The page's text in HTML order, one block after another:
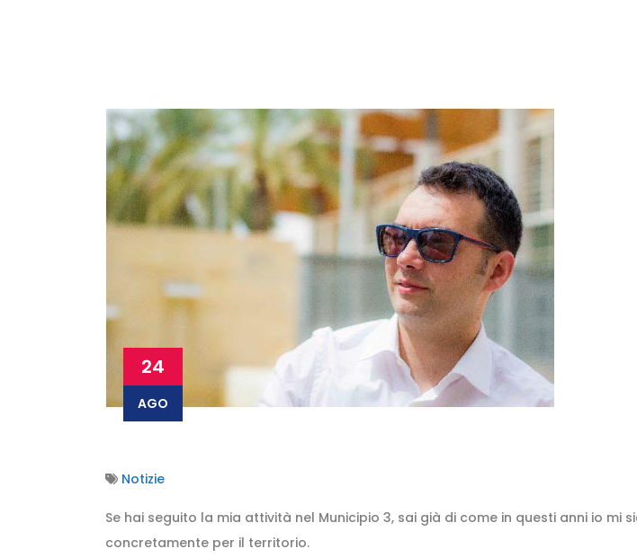
24
AGO
Notizie
Se hai seguito la mia attività nel Municipio 3, sai già di come in questi anni io mi
concretamente per il territorio.